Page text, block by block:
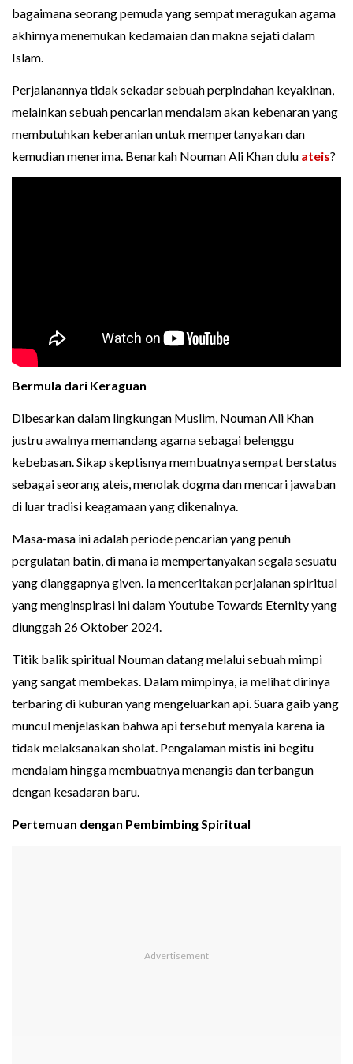
bagaimana seorang pemuda yang sempat meragukan agama
akhirnya menemukan kedamaian dan makna sejati dalam
Islam.
Perjalanannya tidak sekadar sebuah perpindahan keyakinan,
melainkan sebuah pencarian mendalam akan kebenaran yang
membutuhkan keberanian untuk mempertanyakan dan
kemudian menerima. Benarkah Nouman Ali Khan dulu ateis?
Bermula dari Keraguan
Dibesarkan dalam lingkungan Muslim, Nouman Ali Khan
justru awalnya memandang agama sebagai belenggu
kebebasan. Sikap skeptisnya membuatnya sempat berstatus
sebagai seorang ateis, menolak dogma dan mencari jawaban
di luar tradisi keagamaan yang dikenalnya.
Masa-masa ini adalah periode pencarian yang penuh
pergulatan batin, di mana ia mempertanyakan segala sesuatu
yang dianggapnya given. Ia menceritakan perjalanan spiritual
yang menginspirasi ini dalam Youtube Towards Eternity yang
diunggah 26 Oktober 2024.
Titik balik spiritual Nouman datang melalui sebuah mimpi
yang sangat membekas. Dalam mimpinya, ia melihat dirinya
terbaring di kuburan yang mengeluarkan api. Suara gaib yang
muncul menjelaskan bahwa api tersebut menyala karena ia
tidak melaksanakan sholat. Pengalaman mistis ini begitu
mendalam hingga membuatnya menangis dan terbangun
dengan kesadaran baru.
Pertemuan dengan Pembimbing Spiritual